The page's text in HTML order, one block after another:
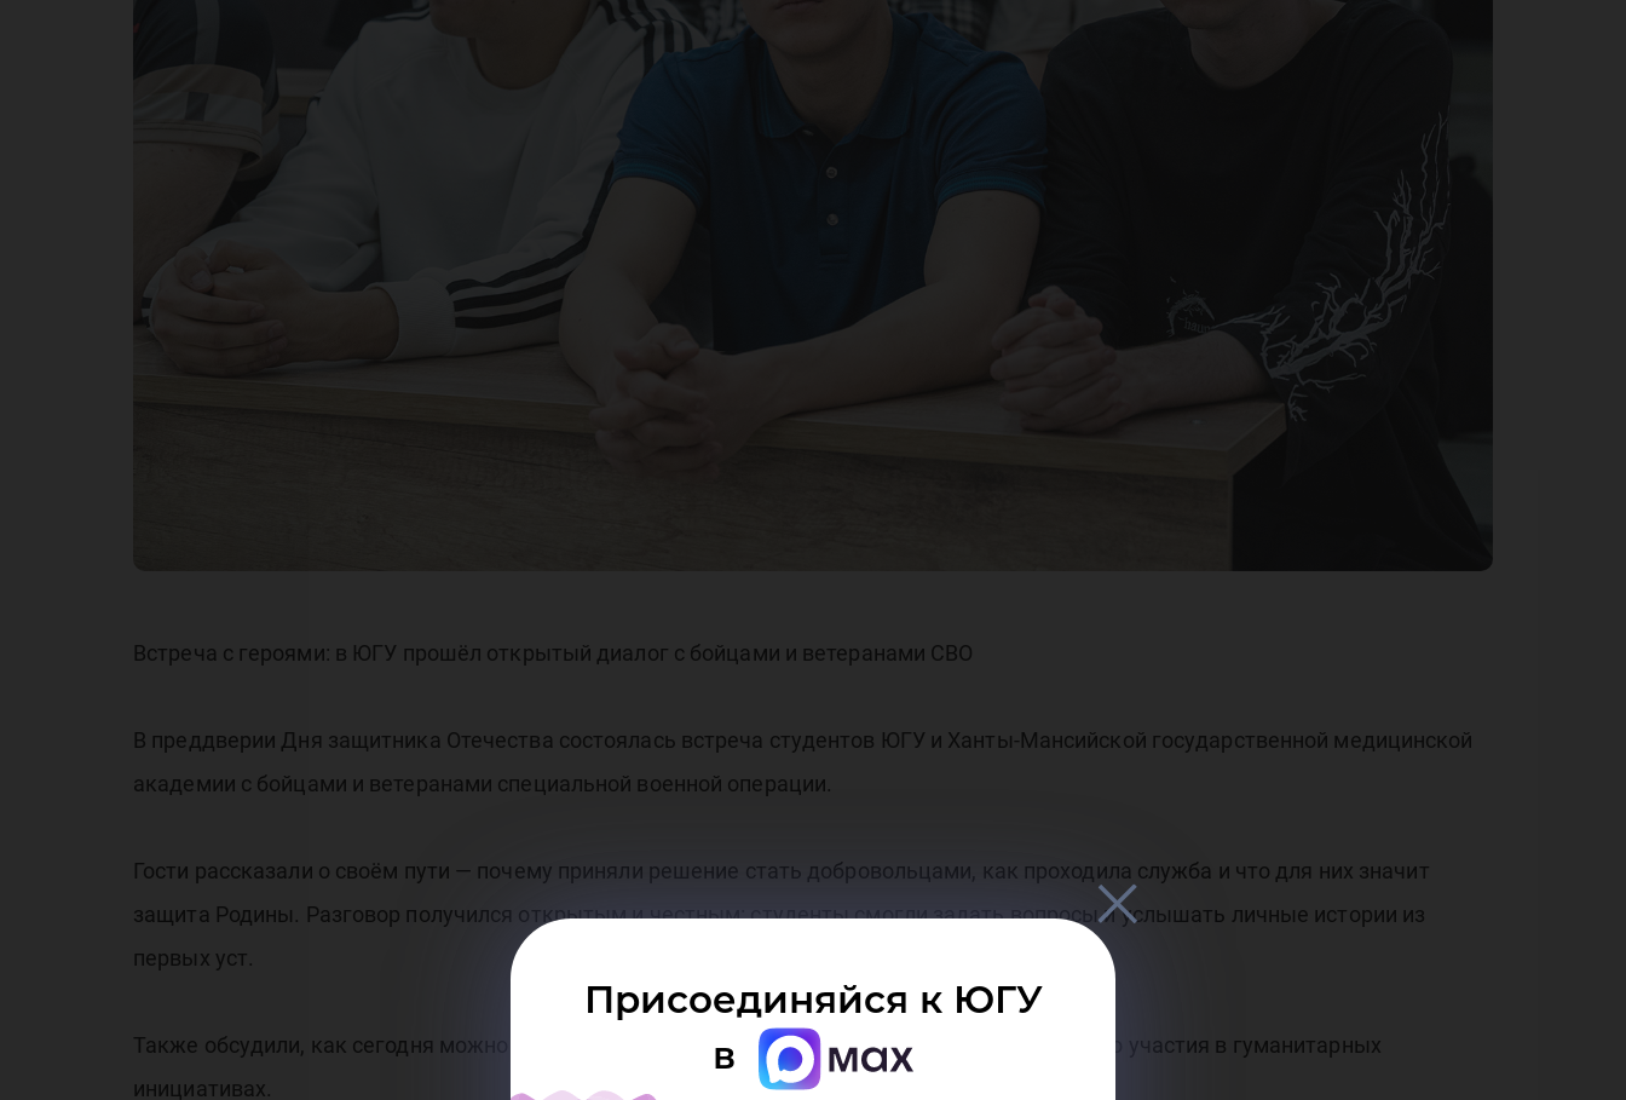
диалог с
бойцами
Присоединяйся к ЮГУ
в
Встреча с героями: в ЮГУ прошёл открытый диалог с бойцами и ветеранами СВО
В преддверии Дня защитника Отечества состоялась встреча студентов ЮГУ и Ханты-Мансийской государственной медицинской
академии с бойцами и ветеранами специальной военной операции.
Гости рассказали о своём пути — почему приняли решение стать добровольцами, как проходила служба и что для них значит
защита Родины. Разговор получился открытым и честным: студенты смогли задать вопросы и услышать личные истории из
первых уст.
Также обсудили, как сегодня можно поддержать военнослужащих: от волонтёрской помощи до участия в гуманитарных
инициативах.